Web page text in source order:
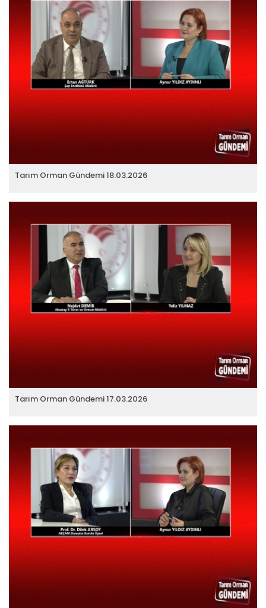
Tarım Orman Gündemi 18.03.2026
Tarım Orman Gündemi 17.03.2026